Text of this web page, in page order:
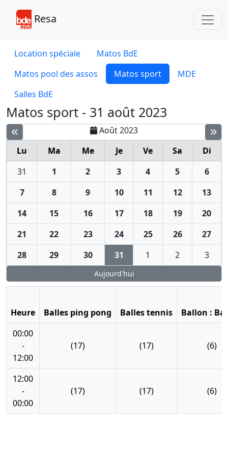
Resa
Location spéciale
Matos BdE
Matos pool des assos
Matos sport
MDE
Salles BdE
Matos sport - 31 août 2023
Août 2023
Lu
Ma Me Je Ve Sa
Di
31
1 2 3 4 5
6
7
8 9 10 11 12
13
14
15 16 17 18 19
20
21
22 23 24 25 26
27
28
29 30 31 1 2 3
Aujourd'hui
Heure Balles ping pong Balles tennis
Ballon :
00:00
-
12:00
(17) (17) (6)
12:00
-
00:00
(17) (17) (6)